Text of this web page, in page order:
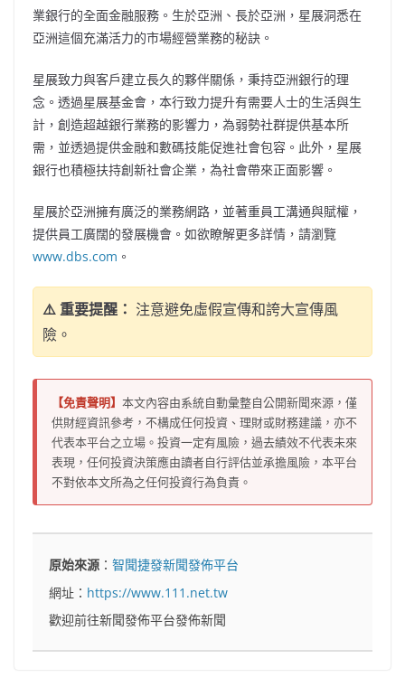
業銀行的全面金融服務。生於亞洲、長於亞洲，星展洞悉在
亞洲這個充滿活力的市場經營業務的秘訣。
星展致力與客戶建立長久的夥伴關係，秉持亞洲銀行的理
念。透過星展基金會，本行致力提升有需要人士的生活與生
計，創造超越銀行業務的影響力，為弱勢社群提供基本所
需，並透過提供金融和數碼技能促進社會包容。此外，星展
銀行也積極扶持創新社會企業，為社會帶來正面影響。
星展於亞洲擁有廣泛的業務網路，並著重員工溝通與賦權，
提供員工廣闊的發展機會。如欲瞭解更多詳情，請瀏覽
www.dbs.com 。
⚠️ 重要提醒： 注意避免虛假宣傳和誇大宣傳風
險。
【免責聲明】 本文內容由系統自動彙整自公開新聞來源，僅
供財經資訊參考，不構成任何投資、理財或財務建議，亦不
代表本平台之立場。投資一定有風險，過去績效不代表未來
表現，任何投資決策應由讀者自行評估並承擔風險，本平台
不對依本文所為之任何投資行為負責。
原始來源 ：智聞捷發新聞發佈平台
網址： https://www.111.net.tw
歡迎前往新聞發佈平台發佈新聞